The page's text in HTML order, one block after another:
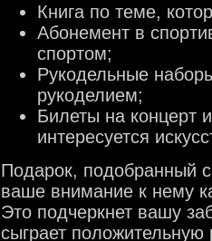
Книга по теме,
Абонемент в
спортом;
Рукодельные
рукоделием;
Билеты на концерт
интересуется
Подарок, подобранный
ваше внимание к нему
Это подчеркнет вашу
сыграет положительную